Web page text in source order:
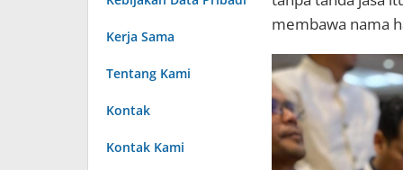
Kerja Sama
Tentang Kami
Kontak
Kontak Kami
membawa nama